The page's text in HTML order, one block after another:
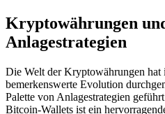
Kryptowährungen
Anlagestrategien
Die Welt der Kryptowährungen hat
bemerkenswerte Evolution
Palette von Anlagestrategien
Bitcoin-Wallets ist ein